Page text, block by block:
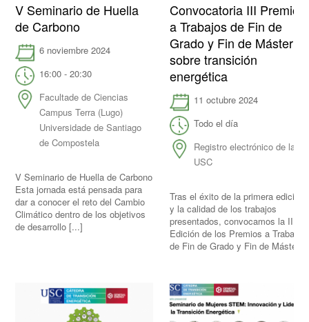
V Seminario de Huella
de Carbono
6 noviembre 2024
16:00 - 20:30
Facultade de Ciencias
Campus Terra (Lugo)
Universidade de Santiago
de Compostela
V Seminario de Huella de Carbono
Esta jornada está pensada para
dar a conocer el reto del Cambio
Climático dentro de los objetivos
de desarrollo [...]
Convocatoria III Premio
a Trabajos de Fin de
Grado y Fin de Máster
sobre transición
energética
11 octubre 2024
Todo el día
Registro electrónico de la
USC
Tras el éxito de la primera edición
y la calidad de los trabajos
presentados, convocamos la II
Edición de los Premios a Trabajos
de Fin de Grado y Fin de Máster.